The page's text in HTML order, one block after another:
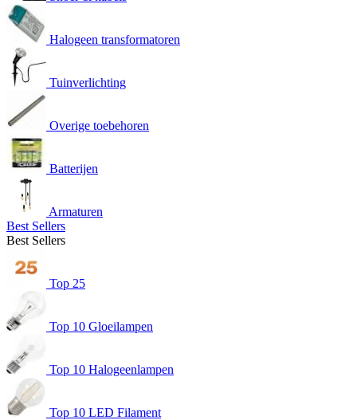
Halogeen transformatoren
Tuinverlichting
Overige toebehoren
Batterijen
Armaturen
Best Sellers
Best Sellers
Top 25
Top 10 Gloeilampen
Top 10 Halogeenlampen
Top 10 LED Filament